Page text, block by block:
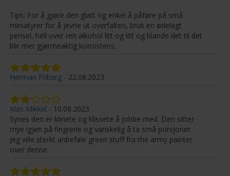
Tips: For å gjøre den glatt og enkel å påføre på små
miniatyrer for å jevne ut overfalten, bruk en ødelagt
pensel, hell over ren alkohol litt og litt og blande det til det
blir mer gjørmeaktig konsistens.
Herman Friberg 22.08.2023
Klas Mikkel
10.08.2023
Synes den er klinete og klissete å jobbe med. Den sitter
mye igjen på fingrene og vanskelig å ta små porsjoner.
Jeg ville sterkt anbefale green stuff fra the army painter
over denne.